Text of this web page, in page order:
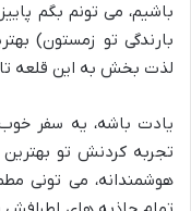
باشیم، می تونم بگم
بارندگی تو زمستون)
لذت بخش به این قلعه
یادت باشه، یه سفر
تجربه کردنش تو
هوشمندانه، می تونی